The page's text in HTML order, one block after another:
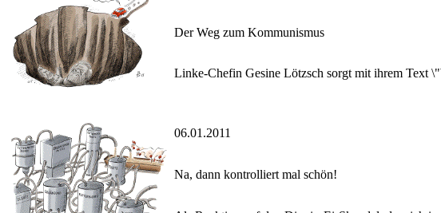
Der Weg zum Kommunismus
Linke-Chefin Gesine Lötzsch sorgt mit ihrem Text
06.01.2011
Na, dann kontrolliert mal schön!